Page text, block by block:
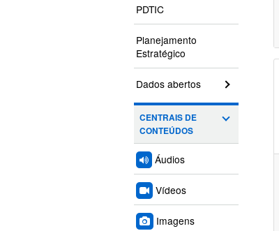
PDTIC
Planejamento
Estratégico
Dados abertos
CENTRAIS DE
CONTEÚDOS
Áudios
Vídeos
Imagens